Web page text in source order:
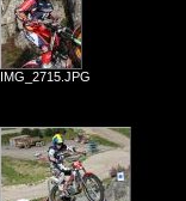
IMG_2715.JPG